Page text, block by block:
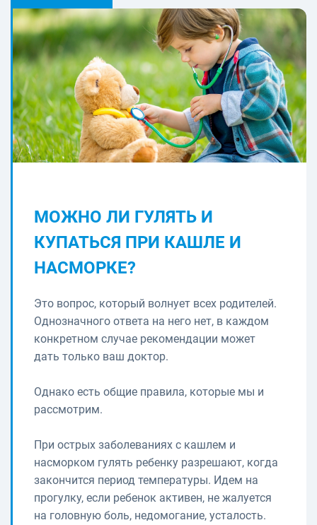
МОЖНО ЛИ ГУЛЯТЬ И
КУПАТЬСЯ ПРИ КАШЛЕ И
НАСМОРКЕ?
Это вопрос, который волнует всех родителей.
Однозначного ответа на него нет, в каждом
конкретном случае рекомендации может
дать только ваш доктор.
Однако есть общие правила, которые мы и
рассмотрим.
При острых заболеваниях с кашлем и
насморком гулять ребенку разрешают, когда
закончится период температуры. Идем на
прогулку, если ребенок активен, не жалуется
на головную боль, недомогание, усталость.